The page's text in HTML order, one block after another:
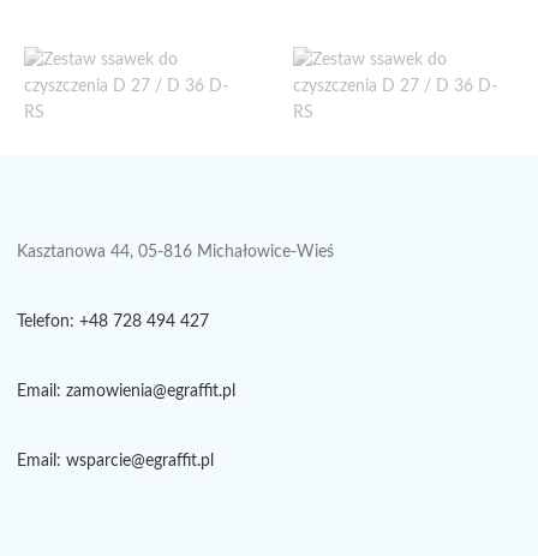
Kasztanowa 44, 05-816 Michałowice-Wieś
Telefon: +48 728 494 427
Email: zamowienia@egraffit.pl
Email: wsparcie@egraffit.pl